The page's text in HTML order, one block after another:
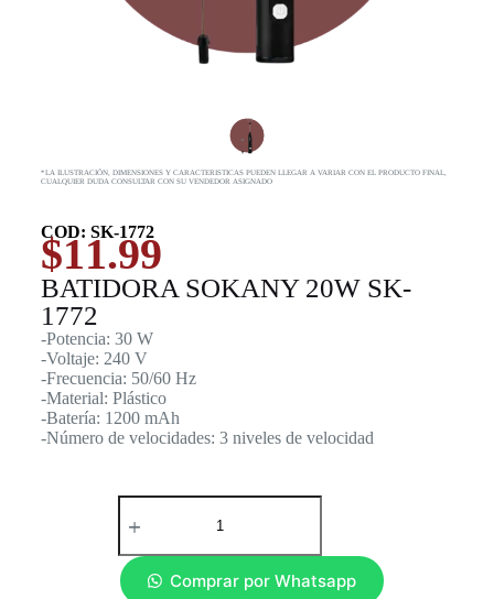
*LA ILUSTRACIÓN, DIMENSIONES Y CARACTERISTICAS PUEDEN LLEGAR A VARIAR CON EL PRODUCTO FINAL,
CUALQUIER DUDA CONSULTAR CON SU VENDEDOR ASIGNADO
COD: SK-1772
$11.99
BATIDORA SOKANY 20W SK-
1772
-Potencia: 30 W
-Voltaje: 240 V
-Frecuencia: 50/60 Hz
-Material: Plástico
-Batería: 1200 mAh
-Número de velocidades: 3 niveles de velocidad
Comprar por Whatsapp